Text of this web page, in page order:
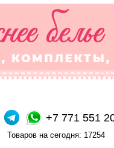
+7 771 551
Товаров на сегодня: 17254